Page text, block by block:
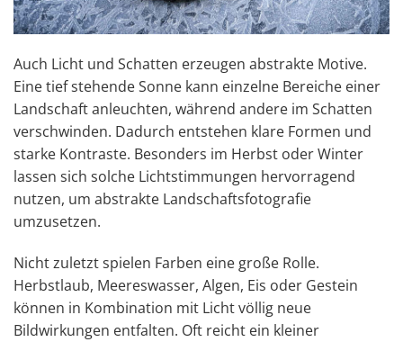
Auch Licht und Schatten erzeugen abstrakte Motive.
Eine tief stehende Sonne kann einzelne Bereiche einer
Landschaft anleuchten, während andere im Schatten
verschwinden. Dadurch entstehen klare Formen und
starke Kontraste. Besonders im Herbst oder Winter
lassen sich solche Lichtstimmungen hervorragend
nutzen, um abstrakte Landschaftsfotografie
umzusetzen.
Nicht zuletzt spielen Farben eine große Rolle.
Herbstlaub, Meereswasser, Algen, Eis oder Gestein
können in Kombination mit Licht völlig neue
Bildwirkungen entfalten. Oft reicht ein kleiner